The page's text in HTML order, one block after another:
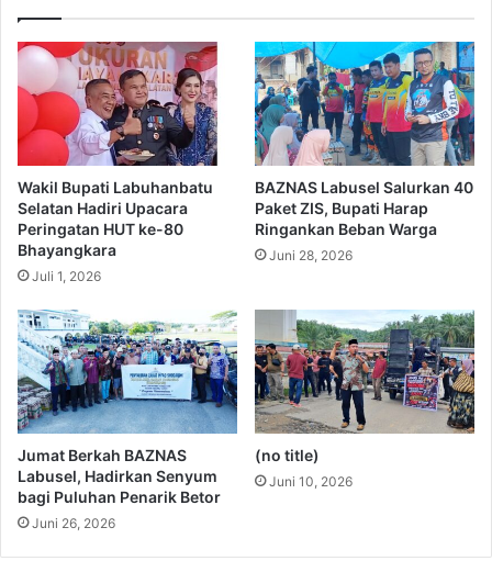
Wakil Bupati Labuhanbatu
Selatan Hadiri Upacara
Peringatan HUT ke-80
Bhayangkara
Juli 1, 2026
BAZNAS Labusel Salurkan 40
Paket ZIS, Bupati Harap
Ringankan Beban Warga
Juni 28, 2026
Jumat Berkah BAZNAS
Labusel, Hadirkan Senyum
bagi Puluhan Penarik Betor
Juni 26, 2026
(no title)
Juni 10, 2026